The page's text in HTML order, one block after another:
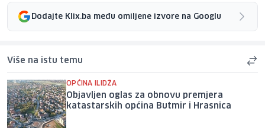
Dodajte Klix.ba među omiljene izvore na Googlu
Više na istu temu
OPĆINA ILIDŽA
Objavljen oglas za obnovu premjera
katastarskih općina Butmir i Hrasnica